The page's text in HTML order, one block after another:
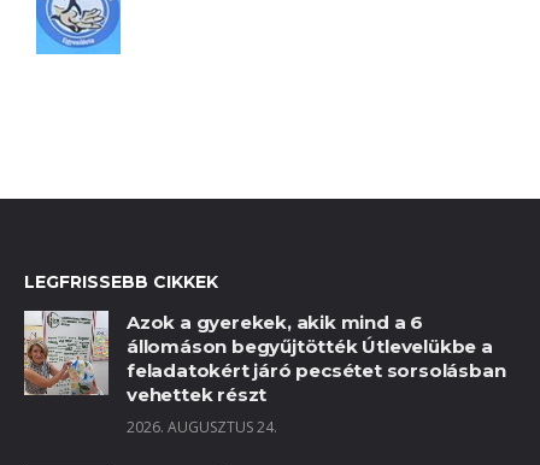
LEGFRISSEBB CIKKEK
Azok a gyerekek, akik mind a 6
állomáson begyűjtötték Útlevelükbe a
feladatokért járó pecsétet sorsolásban
vehettek részt
2026. AUGUSZTUS 24.